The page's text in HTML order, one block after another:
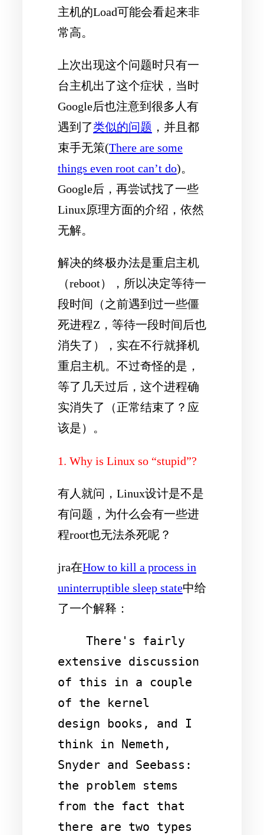
主机的Load可能会看起来非
常高。
上次出现这个问题时只有一
台主机出了这个症状，当时
Google后也注意到很多人有
遇到了类似的问题 ，并且都
束手无策(There are some
things even root can’t do)。
Google后，再尝试找了一些
Linux原理方面的介绍，依然
无解。
解决的终极办法是重启主机
（reboot），所以决定等待一
段时间（之前遇到过一些僵
死进程Z，等待一段时间后也
消失了），实在不行就择机
重启主机。不过奇怪的是，
等了几天过后，这个进程确
实消失了（正常结束了？应
该是）。
1. Why is Linux so “stupid”?
有人就问，Linux设计是不是
有问题，为什么会有一些进
程root也无法杀死呢？
jra在How to kill a process in
uninterruptible sleep state中给
了一个解释：
extensive discussion
of this in a couple
of the kernel
design books, and I
think in Nemeth,
Snyder and Seebass:
the problem stems
from the fact that
there are two types